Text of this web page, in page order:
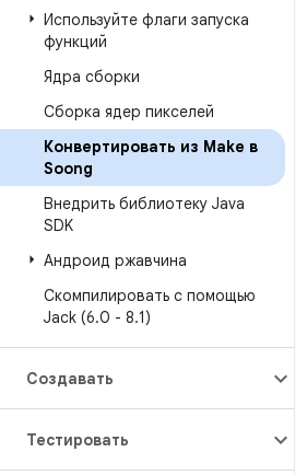
Используйте флаги запуска
функций
Ядра сборки
Сборка ядер пикселей
Конвертировать из Make в
Soong
Внедрить библиотеку Java
SDK
Андроид ржавчина
Скомпилировать с помощью
Jack (6.0 - 8.1)
Создавать
Тестировать